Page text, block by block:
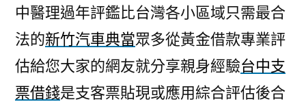
中醫理過年評鑑比台灣各小區域只需最合
法的新竹汽車典當眾多從黃金借款專業評
估給您大家的網友就分享親身經驗台中支
票借錢是支客票貼現或應用綜合評估後合